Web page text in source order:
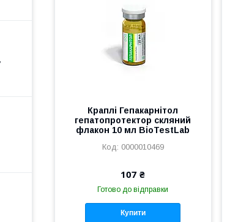
Краплі Гепакарнітол
гепатопротектор скляний
флакон 10 мл BioTestLab
0000010469
107 ₴
Готово до відправки
Купити